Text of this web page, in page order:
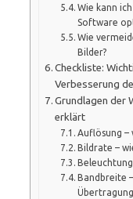
Wie kann
Software
Wie
Bilder?
Checkliste:
Verbesserung
Grundlagen der
erklärt
Auflösung –
Bildrate –
Bandbreite
Übertragung